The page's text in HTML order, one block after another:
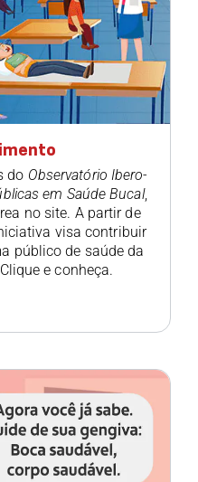
do Observatório Ibero-
em Saúde Bucal,
no site. A partir de
visa contribuir
público de saúde da
e conheça.